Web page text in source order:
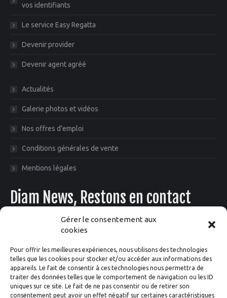
Gérer le consentement aux
cookies
Pour offrir les meilleures expériences, nous utilisons des technologies
telles que les cookies pour stocker et/ou accéder aux informations des
appareils. Le fait de consentir à ces technologies nous permettra de
traiter des données telles que le comportement de navigation ou les ID
uniques sur ce site. Le fait de ne pas consentir ou de retirer son
consentement peut avoir un effet négatif sur certaines caractéristiques
vos identifiants
Le service Easy Regatta
Devenir provider
Devenir agent agréé
Actualités
Galerie photos et vidéos
Nos offres d’emploi
Conditions générales de vente
Mentions légales
Diam News, Restons en contact
Suivez-nous